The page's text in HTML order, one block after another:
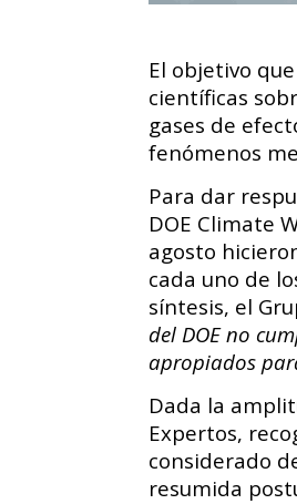
El objetivo
científicas
gases de
fenómenos
Para dar
DOE Climate
agosto
cada uno de
síntesis, el
del DOE no
apropiados
Dada la
Expertos,
considerado
resumida